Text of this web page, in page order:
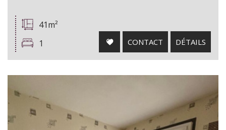
41m²
1
CONTACT DÉTAILS